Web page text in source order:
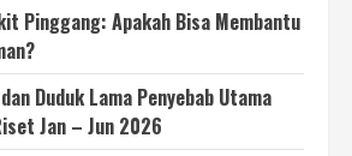
Pinggang: Apakah Bisa Membantu
Duduk Lama Penyebab Utama
Jan – Jun 2026